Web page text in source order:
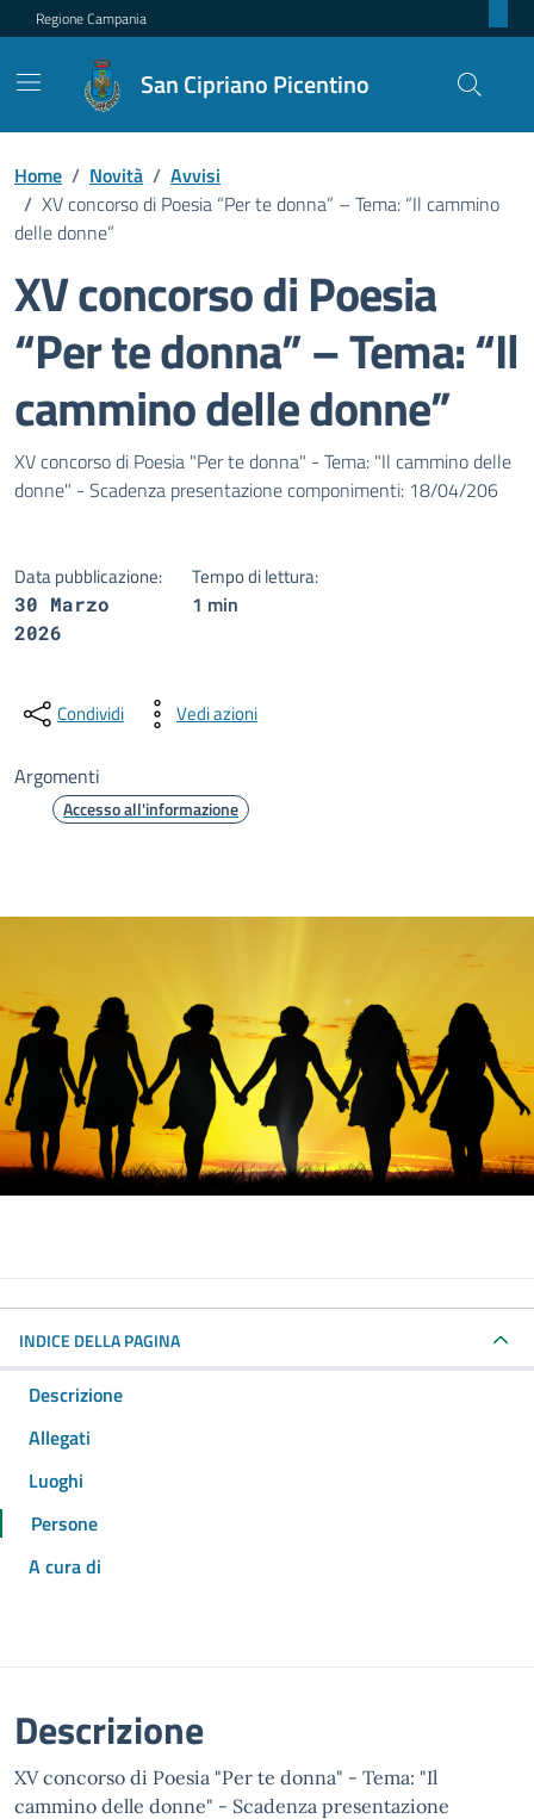
Regione Campania
San Cipriano Picentino
Home / Novità / Avvisi
/ XV concorso di Poesia “Per te donna” – Tema: “Il cammino
delle donne”
XV concorso di Poesia
“Per te donna” – Tema: “Il
cammino delle donne”
Dettagli della notizia
XV concorso di Poesia "Per te donna" - Tema: "Il cammino delle
donne" - Scadenza presentazione componimenti: 18/04/206
Data pubblicazione:
30 Marzo
2026
Tempo di lettura:
1 min
Condividi Vedi azioni
Argomenti
Accesso all'informazione
INDICE DELLA PAGINA
Descrizione
Allegati
Luoghi
Persone
A cura di
Descrizione
XV concorso di Poesia "Per te donna" - Tema: "Il
cammino delle donne" - Scadenza presentazione